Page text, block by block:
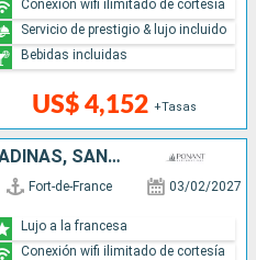
US$ 4,152 +Tasas
Conexión wifi ilimitado de cortesía
Servicio de prestigio & lujo incluido
Bebidas incluidas
SAN VINCENT Y LAS GRANADINAS, SANTA LUCIA
Fort-de-France 03/02/2027
Lujo a la francesa
Conexión wifi ilimitado de cortesía